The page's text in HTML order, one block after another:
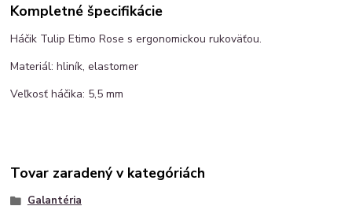
Kompletné špecifikácie
Háčik Tulip Etimo Rose s ergonomickou rukoväťou.
Materiál: hliník, elastomer
Veľkosť háčika: 5,5 mm
Tovar zaradený v kategóriách
Galantéria